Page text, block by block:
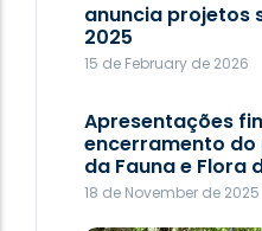
anuncia projetos
2025
15 de February de 2026
Apresentações
encerramento
da Fauna e Flora
18 de November de 2025
passos finais de
inspiradora
22 de September de 2025